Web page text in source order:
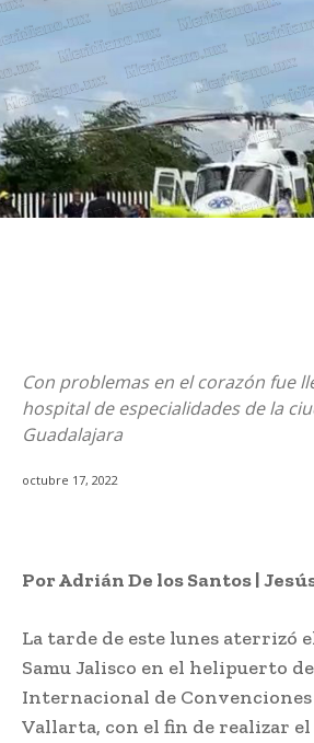
Con problemas en el corazón fue
hospital de especialidades de la
Guadalajara
octubre 17, 2022
Por Adrián De los Santos |
La tarde de este lunes aterrizó
Samu Jalisco en el helipuerto
Internacional de
Vallarta, con el fin de realizar